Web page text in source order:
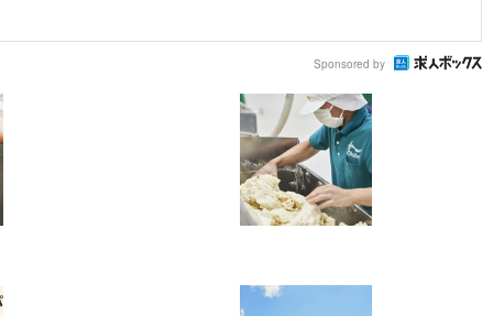
Sponsored by